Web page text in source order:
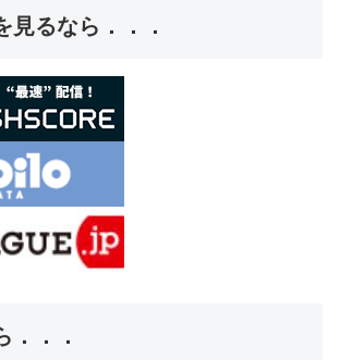
見るなら．．．
．．．